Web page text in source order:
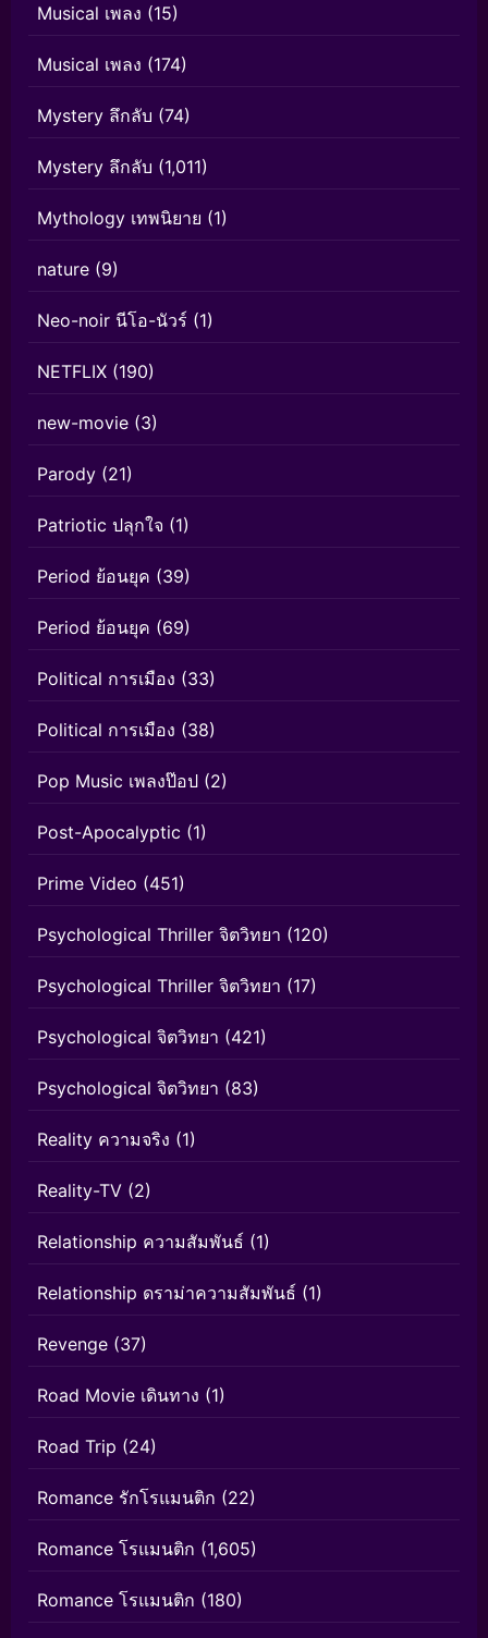
Musical เพลง (15)
Musical เพลง (174)
Mystery ลึกลับ (74)
Mystery ลึกลับ (1,011)
Mythology เทพนิยาย (1)
nature (9)
Neo-noir นีโอ-นัวร์ (1)
NETFLIX (190)
new-movie (3)
Parody (21)
Patriotic ปลุกใจ (1)
Period ย้อนยุค (39)
Period ย้อนยุค (69)
Political การเมือง (33)
Political การเมือง (38)
Pop Music เพลงป๊อป (2)
Post-Apocalyptic (1)
Prime Video (451)
Psychological Thriller จิตวิทยา (120)
Psychological Thriller จิตวิทยา (17)
Psychological จิตวิทยา (421)
Psychological จิตวิทยา (83)
Reality ความจริง (1)
Reality-TV (2)
Relationship ความสัมพันธ์ (1)
Relationship ดราม่าความสัมพันธ์ (1)
Revenge (37)
Road Movie เดินทาง (1)
Road Trip (24)
Romance รักโรแมนติก (22)
Romance โรแมนติก (1,605)
Romance โรแมนติก (180)